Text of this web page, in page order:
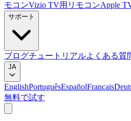
モコンVizio TV用リモコンApple
サポート
ブログチュートリアルよくある質
JA
EnglishPortuguêsEspañolFrançais
無料で試す